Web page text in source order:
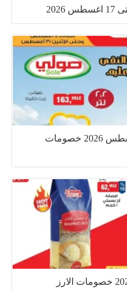
عروض بيم اليوم 11 حتى 31 اغسطس 2026 خصومات